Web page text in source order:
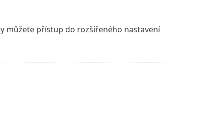
můžete přístup do rozšířeného nastavení